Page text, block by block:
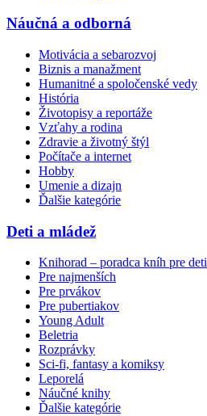
Náučná a odborná
Motivácia a sebarozvoj
Biznis a manažment
Humanitné a spoločenské vedy
História
Životopisy a reportáže
Vzťahy a rodina
Zdravie a životný štýl
Počítače a internet
Hobby
Umenie a dizajn
Ďalšie kategórie
Deti a mládež
Knihorad – poradca kníh pre deti
Pre najmenších
Pre prvákov
Pre pubertiakov
Young Adult
Beletria
Rozprávky
Sci-fi, fantasy a komiksy
Leporelá
Náučné knihy
Ďalšie kategórie